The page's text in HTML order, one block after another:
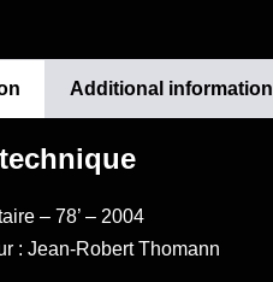
Additional information
– 78’ – 2004
: Jean-Robert Thomann